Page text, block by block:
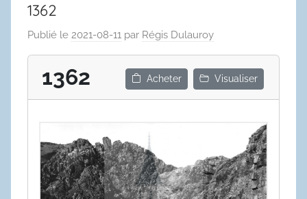
1362
Publié le 2021-08-11 par Régis Dulauroy
1362 Acheter Visualiser